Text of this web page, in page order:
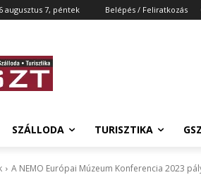
augusztus 7, péntek Belépés / Feliratkozás
SZÁLLODA TURISZTIKA
A NEMO Európai Múzeum Konferencia 2023